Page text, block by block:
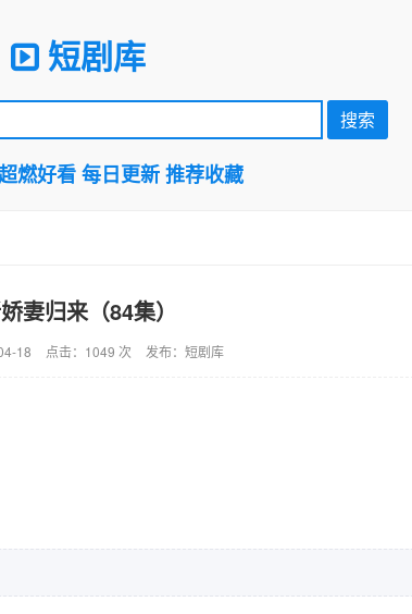
短剧库
燃好看 每日更新 推荐收藏
妻归来（84集）
18 点击：1049 次 发布：短剧库